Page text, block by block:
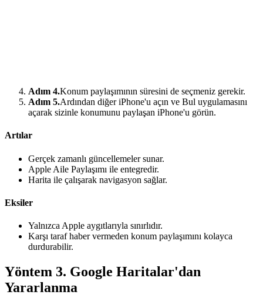
Adım 4.Konum paylaşımının süresini de seçmeniz gerekir.
Adım 5.Ardından diğer iPhone'u açın ve Bul uygulamasını
açarak sizinle konumunu paylaşan iPhone'u görün.
Artılar
Gerçek zamanlı güncellemeler sunar.
Apple Aile Paylaşımı ile entegredir.
Harita ile çalışarak navigasyon sağlar.
Eksiler
Yalnızca Apple aygıtlarıyla sınırlıdır.
Karşı taraf haber vermeden konum paylaşımını kolayca
durdurabilir.
Yöntem 3. Google Haritalar'dan
Yararlanma